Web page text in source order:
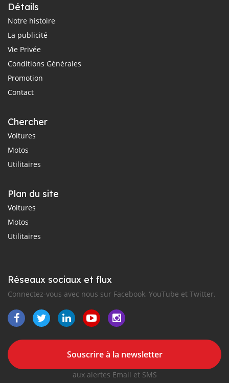
Détails
Notre histoire
La publicité
Vie Privée
Conditions Générales
Promotion
Contact
Chercher
Voitures
Motos
Utilitaires
Plan du site
Voitures
Motos
Utilitaires
Réseaux sociaux et flux
Connectez-vous avec nous sur Facebook, YouTube et Twitter.
Souscrire à la newsletter
aux alertes Email et SMS